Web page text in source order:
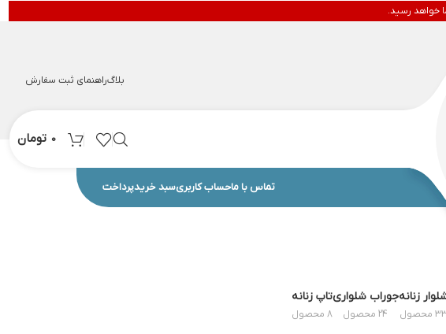
بلاگراهنمای ثبت سفارش
0 تومان
تماس با ماحساب کاربریسبد خریدپرداخت
زنانه
محصول
جوراب شلواری
24 محصول
تاپ زنانه
8 محصول